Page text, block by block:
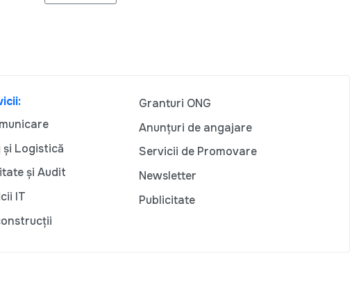
Logistică
și Audit
IT
Granturi ONG
Anunțuri de angajare
Servicii de Promovare
Newsletter
Publicitate